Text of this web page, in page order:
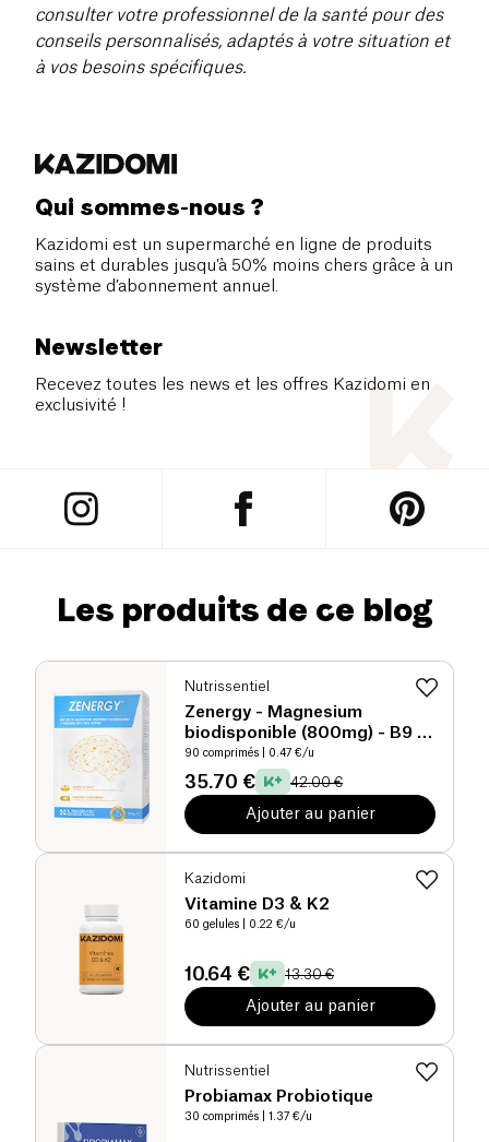
consulter votre professionnel de la santé pour des
conseils personnalisés, adaptés à votre situation et
à vos besoins spécifiques.
Qui sommes-nous ?
Kazidomi est un supermarché en ligne de produits
sains et durables jusqu’à 50% moins chers grâce à un
système d’abonnement annuel.
Newsletter
Recevez toutes les news et les offres Kazidomi en
exclusivité !
Les produits de ce blog
Nutrissentiel
Zenergy - Magnesium
biodisponible (800mg) - B9 -
B12 actives
90 comprimés | 0.47 €/u
35.70 € 42.00 €
Ajouter au panier
Kazidomi
Vitamine D3 & K2
60 gelules | 0.22 €/u
10.64 € 13.30 €
Ajouter au panier
Nutrissentiel
Probiamax Probiotique
30 comprimés | 1.37 €/u